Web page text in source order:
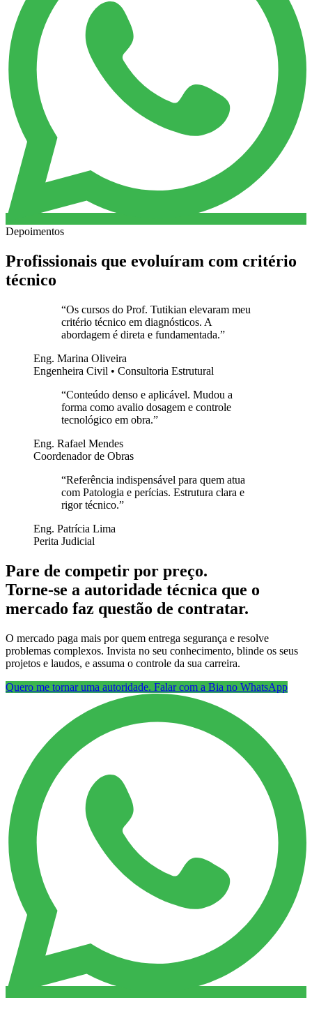
Depoimentos
Profissionais que evoluíram com critério
técnico
“Os cursos do Prof. Tutikian elevaram meu
critério técnico em diagnósticos. A
abordagem é direta e fundamentada.”
Eng. Marina Oliveira
Engenheira Civil • Consultoria Estrutural
“Conteúdo denso e aplicável. Mudou a
forma como avalio dosagem e controle
tecnológico em obra.”
Eng. Rafael Mendes
Coordenador de Obras
“Referência indispensável para quem atua
com Patologia e perícias. Estrutura clara e
rigor técnico.”
Eng. Patrícia Lima
Perita Judicial
Pare de competir por preço.
Torne-se a autoridade técnica que o
mercado faz questão de contratar.
O mercado paga mais por quem entrega segurança e resolve
problemas complexos. Invista no seu conhecimento, blinde os seus
projetos e laudos, e assuma o controle da sua carreira.
Quero me tornar uma autoridade. Falar com a Bia no WhatsApp